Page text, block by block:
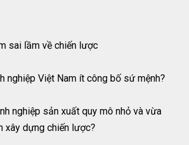
sai lầm về chiến lược
nghiệp Việt Nam ít công bố sứ mệnh?
nghiệp sản xuất quy mô nhỏ và vừa
xây dựng chiến lược?